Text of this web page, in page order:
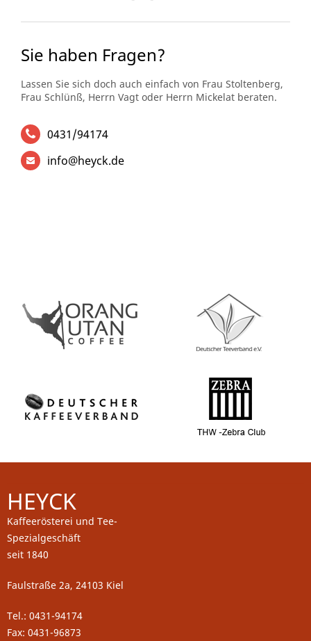
Sie haben Fragen?
Lassen Sie sich doch auch einfach von Frau Stoltenberg,
Frau Schlünß, Herrn Vagt oder Herrn Mickelat beraten.
0431/94174
info@heyck.de
HEYCK
Kaffeerösterei und Tee-
Spezialgeschäft
seit 1840
Faulstraße 2a, 24103 Kiel
Tel.: 0431-94174
Fax: 0431-96873